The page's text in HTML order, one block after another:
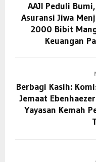
AAJI Peduli
Asuransi Jiwa
2000 Bibit
Keuangan
Berbagi Kasih:
Jemaat
Yayasan Kemah